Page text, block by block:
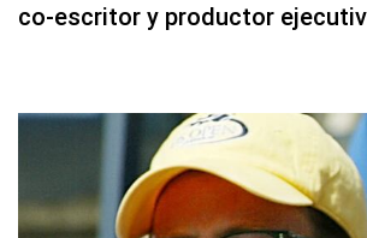
co-escritor y productor